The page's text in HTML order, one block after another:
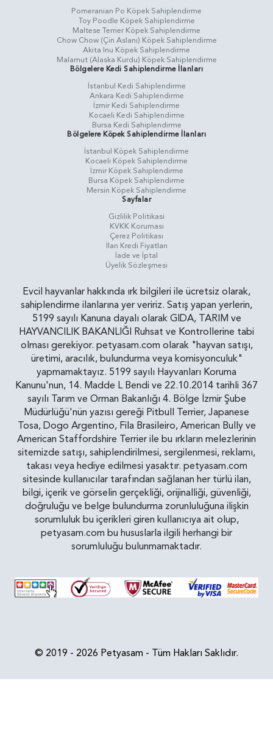
Pomeranian Po Köpek Sahiplendirme
Toy Poodle Köpek Sahiplendirme
Maltese Terrier Köpek Sahiplendirme
Chow Chow (Çin Aslanı) Köpek Sahiplendirme
Akita Inu Köpek Sahiplendirme
Malamut (Alaska Kurdu) Köpek Sahiplendirme
Bölgelere Kedi Sahiplendirme İlanları
İstanbul Kedi Sahiplendirme
Ankara Kedi Sahiplendirme
İzmir Kedi Sahiplendirme
Kocaeli Kedi Sahiplendirme
Bursa Kedi Sahiplendirme
Bölgelere Köpek Sahiplendirme İlanları
İstanbul Köpek Sahiplendirme
Kocaeli Köpek Sahiplendirme
İzmir Köpek Sahiplendirme
Bursa Köpek Sahiplendirme
Mersin Köpek Sahiplendirme
Sayfalar
Gizlilik Politikasi
KVKK Koruması
Çerez Politikası
İlan Kredi Fiyatları
İade ve İptal
Üyelik Sözleşmesi
Evcil hayvanlar hakkında ırk bilgileri ile ücretsiz olarak,
sahiplendirme ilanlarına yer veririz. Satış yapan yerlerin,
5199 sayılı Kanuna dayalı olarak GIDA, TARIM ve
HAYVANCILIK BAKANLIĞI Ruhsat ve Kontrollerine tabi
olması gerekiyor. petyasam.com olarak "hayvan satışı,
üretimi, aracılık, bulundurma veya komisyonculuk"
yapmamaktayız. 5199 sayılı Hayvanları Koruma
Kanunu'nun, 14. Madde L Bendi ve 22.10.2014 tarihli 367
sayılı Tarım ve Orman Bakanlığı 4. Bölge İzmir Şube
Müdürlüğü'nün yazısı gereği Pitbull Terrier, Japanese
Tosa, Dogo Argentino, Fila Brasileiro, American Bully ve
American Staffordshire Terrier ile bu ırkların melezlerinin
sitemizde satışı, sahiplendirilmesi, sergilenmesi, reklamı,
takası veya hediye edilmesi yasaktır. petyasam.com
sitesinde kullanıcılar tarafından sağlanan her türlü ilan,
bilgi, içerik ve görselin gerçekliği, orijinalliği, güvenliği,
doğruluğu ve belge bulundurma zorunluluğuna ilişkin
sorumluluk bu içerikleri giren kullanıcıya ait olup,
petyasam.com bu hususlarla ilgili herhangi bir
sorumluluğu bulunmamaktadır.
© 2019 - 2026 Petyasam - Tüm Hakları Saklıdır.